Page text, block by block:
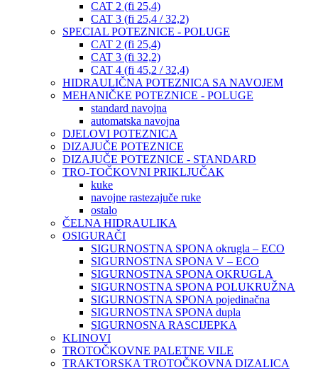
CAT 2 (fi 25,4)
CAT 3 (fi 25,4 / 32,2)
SPECIAL POTEZNICE - POLUGE
CAT 2 (fi 25,4)
CAT 3 (fi 32,2)
CAT 4 (fi 45,2 / 32,4)
HIDRAULIČNA POTEZNICA SA NAVOJEM
MEHANIČKE POTEZNICE - POLUGE
standard navojna
automatska navojna
DJELOVI POTEZNICA
DIZAJUČE POTEZNICE
DIZAJUČE POTEZNICE - STANDARD
TRO-TOČKOVNI PRIKLJUČAK
kuke
navojne rastezajuče ruke
ostalo
ČELNA HIDRAULIKA
OSIGURAČI
SIGURNOSTNA SPONA okrugla – ECO
SIGURNOSTNA SPONA V – ECO
SIGURNOSTNA SPONA OKRUGLA
SIGURNOSTNA SPONA POLUKRUŽNA
SIGURNOSTNA SPONA pojedinačna
SIGURNOSTNA SPONA dupla
SIGURNOSNA RASCIJEPKA
KLINOVI
TROTOČKOVNE PALETNE VILE
TRAKTORSKA TROTOČKOVNA DIZALICA